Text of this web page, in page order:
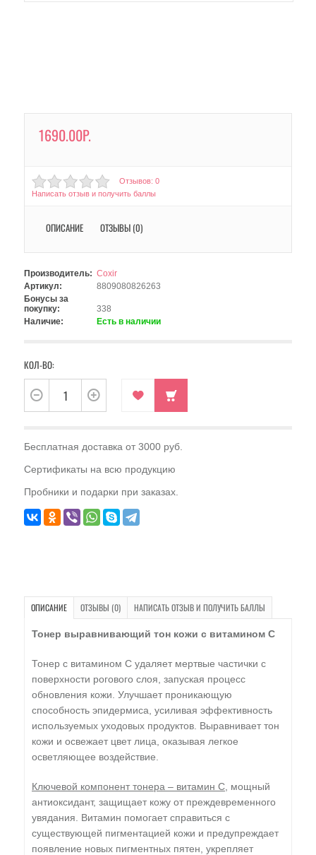
1690.00Р.
Отзывов: 0
Написать отзыв и получить баллы
ОПИСАНИЕ ОТЗЫВЫ (0)
Производитель: Coxir
Артикул:
8809080826263
Бонусы за
покупку:
338
Наличие:
Есть в наличии
КОЛ-ВО:
Бесплатная доставка от 3000 руб.
Сертификаты на всю продукцию
Пробники и подарки при заказах.
ОПИСАНИЕ ОТЗЫВЫ (0) НАПИСАТЬ ОТЗЫВ И ПОЛУЧИТЬ БАЛЛЫ
Тонер выравнивающий тон кожи с витамином С
Тонер с витамином С удаляет мертвые частички с
поверхности рогового слоя, запуская процесс
обновления кожи. Улучшает проникающую
способность эпидермиса, усиливая эффективность
используемых уходовых продуктов. Выравнивает тон
кожи и освежает цвет лица, оказывая легкое
осветляющее воздействие.
Ключевой компонент тонера – витамин C , мощный
антиоксидант, защищает кожу от преждевременного
увядания. Витамин помогает справиться с
существующей пигментацией кожи и предупреждает
появление новых пигментных пятен, укрепляет